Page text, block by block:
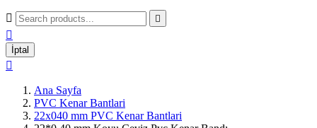
 

İptal

Ana Sayfa
PVC Kenar Bantlari
22x040 mm PVC Kenar Bantlari